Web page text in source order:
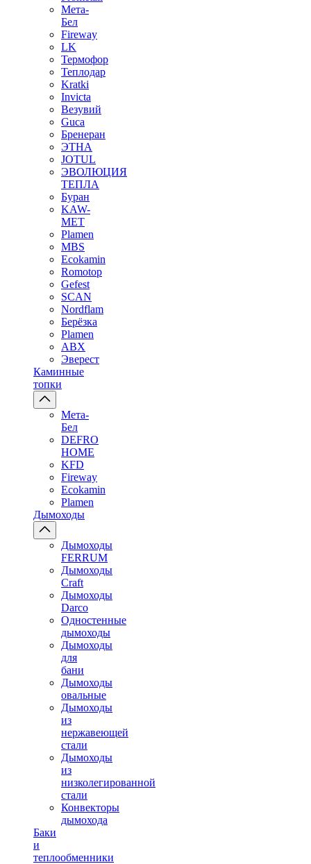
Мета-
Бел
Fireway
LK
Термофор
Теплодар
Kratki
Invicta
Везувий
Guca
Бренеран
ЭТНА
JOTUL
ЭВОЛЮЦИЯ
ТЕПЛА
Буран
KAW-
MET
Plamen
MBS
Ecokamin
Romotop
Gefest
SCAN
Nordflam
Берёзка
Plamen
ABX
Эверест
Каминные
топки
Мета-
Бел
DEFRO
HOME
KFD
Fireway
Ecokamin
Plamen
Дымоходы
Дымоходы
FERRUM
Дымоходы
Craft
Дымоходы
Darco
Одностенные
дымоходы
Дымоходы
для
бани
Дымоходы
овальные
Дымоходы
из
нержавеющей
стали
Дымоходы
из
низколегированной
стали
Конвекторы
дымохода
Баки
и
теплообменники